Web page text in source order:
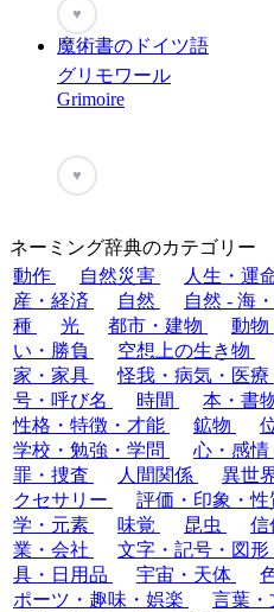
♥
魔術書のドイツ語
グリモワール
Grimoire
♥
ネーミング辞典のカテゴリー
動作
自然災害 人生・運
産・経済
自然 自然 - 海
種
光 都市・建物 動物
い・勝負
空想上の生き物
家・家具
怪我・病気・医療
号・呼び名
時間 本・書
性格・特徴・才能
鉱物
学校・勉強・学問
心・感情
罪・捜査
人間関係 異世
クセサリー
評価・印象・性
学・元素
味覚 昆虫 信
業・会社
文字・記号・図形
具・日用品
宇宙・天体
ポーツ・趣味・娯楽
言葉・